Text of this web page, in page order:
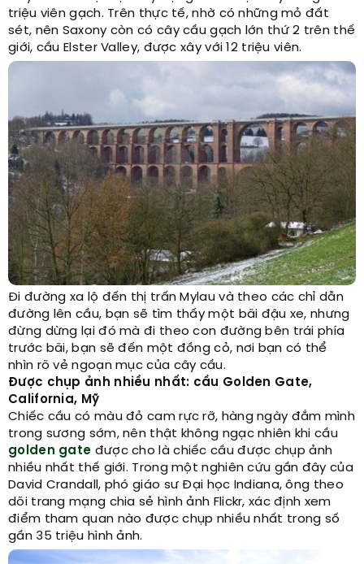
triệu viên gạch. Trên thực tế, nhờ có những mỏ đất
sét, nên Saxony còn có cây cầu gạch lớn thứ 2 trên thế
giới, cầu Elster Valley, được xây với 12 triệu viên.
Đi đường xa lộ đến thị trấn Mylau và theo các chỉ dẫn
đường lên cầu, bạn sẽ tìm thấy một bãi đậu xe, nhưng
đừng dừng lại đó mà đi theo con đường bên trái phía
trước bãi, bạn sẽ đến một đồng cỏ, nơi bạn có thể
nhìn rõ vẻ ngoạn mục của cây cầu.
Được chụp ảnh nhiều nhất: cầu Golden Gate,
California, Mỹ
Chiếc cầu có màu đỏ cam rực rỡ, hàng ngày đắm mình
trong sương sớm, nên thật không ngạc nhiên khi cầu
golden gate được cho là chiếc cầu được chụp ảnh
nhiều nhất thế giới. Trong một nghiên cứu gần đây của
David Crandall, phó giáo sư Đại học Indiana, ông theo
dõi trang mạng chia sẻ hình ảnh Flickr, xác định xem
điểm tham quan nào được chụp nhiều nhất trong số
gần 35 triệu hình ảnh.